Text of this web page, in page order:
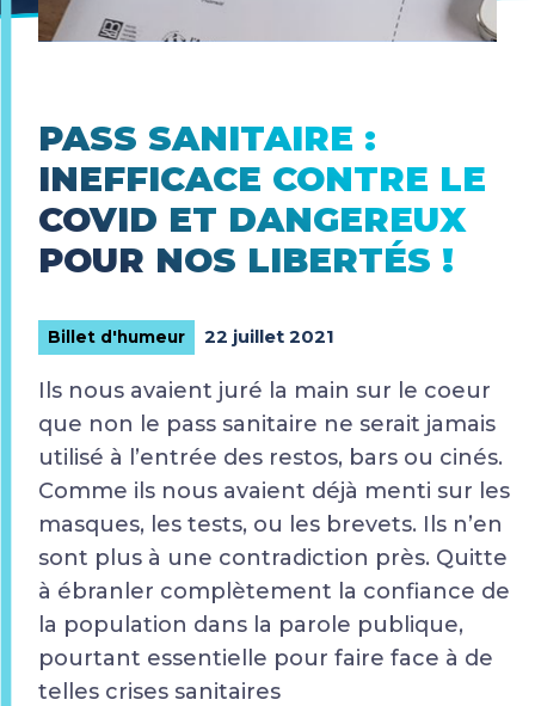
PASS SANITAIRE :
INEFFICACE CONTRE LE
COVID ET DANGEREUX
POUR NOS LIBERTÉS !
Billet d'humeur 22 juillet 2021
Ils nous avaient juré la main sur le coeur
que non le pass sanitaire ne serait jamais
utilisé à l’entrée des restos, bars ou cinés.
Comme ils nous avaient déjà menti sur les
masques, les tests, ou les brevets. Ils n’en
sont plus à une contradiction près. Quitte
à ébranler complètement la confiance de
la population dans la parole publique,
pourtant essentielle pour faire face à de
telles crises sanitaires